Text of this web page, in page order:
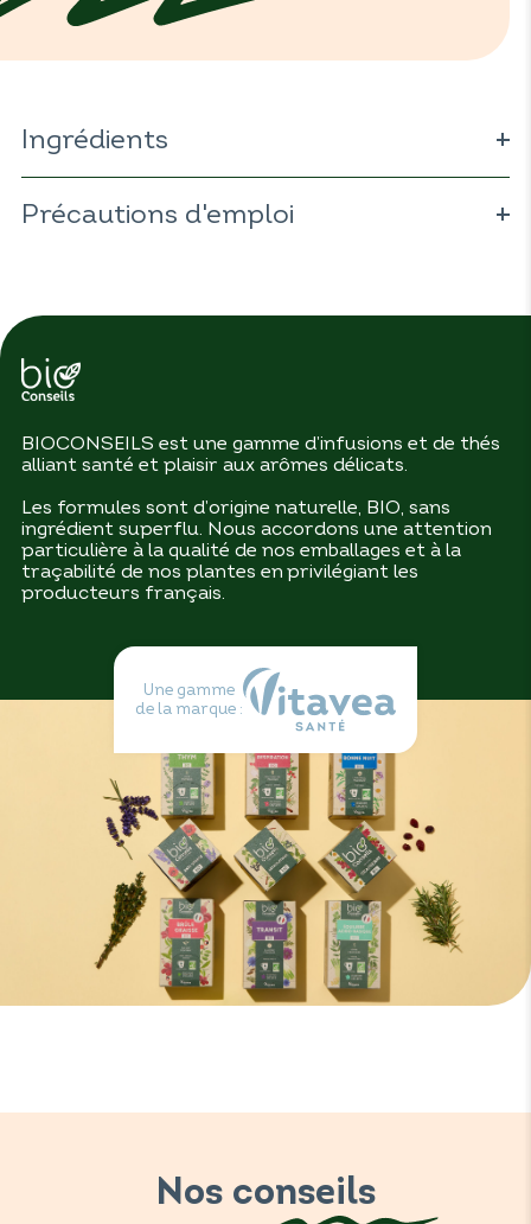
Ingrédients
excelsior
Précautions d'emploi
BIOCONSEILS est une gamme d’infusions et de thés
alliant santé et plaisir aux arômes délicats.
Les formules sont d’origine naturelle, BIO, sans
ingrédient superflu. Nous accordons une attention
particulière à la qualité de nos emballages et à la
traçabilité de nos plantes en privilégiant les
producteurs français.
Une gamme
de la marque :
Nos conseils